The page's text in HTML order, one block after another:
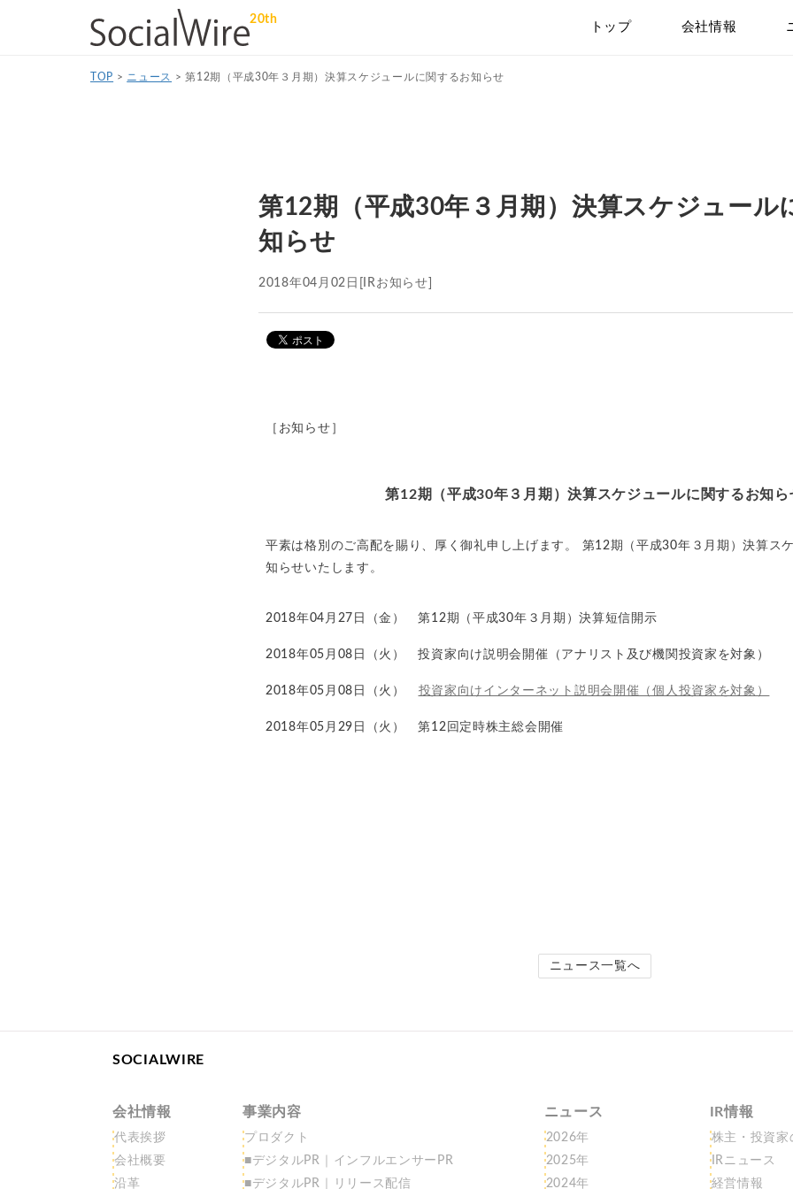
20th
トップ 会社情報
TOP > ニュース >第12期（平成30年３月期）決算スケジュールに関するお知らせ
第12期（平成30年３月期）決算スケジュール
知らせ
2018年04月02日 [IRお知らせ]
［お知らせ］
第12期（平成30年３月期）決算スケジュールに関するお知ら
平素は格別のご高配を賜り、厚く御礼申し上げます。 第12期（平成30年３月期）決算ス
知らせいたします。
2018年04月27日（金） 第12期（平成30年３月期）決算短信開示
2018年05月08日（火） 投資家向け説明会開催（アナリスト及び機関投資家を対象）
2018年05月08日（火） 投資家向けインターネット説明会開催（個人投資家を対象）
2018年05月29日（火） 第12回定時株主総会開催
ニュース一覧へ
SOCIALWIRE
会社情報
代表挨拶
会社概要
沿革
事業内容
プロダクト
■デジタルPR｜インフルエンサーPR
■デジタルPR｜リリース配信
ニュース
2026年
2025年
2024年
IR情報
株主・投資家
IRニュース
経営情報